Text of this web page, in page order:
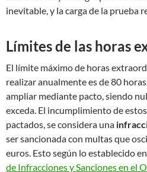
inevitable, y la carga de la prueba
Límites de las horas
El límite máximo de horas
realizar anualmente es de 80
ampliar mediante pacto, siendo
exceda. El incumplimiento de
pactados, se considera una
ser sancionada con multas que
euros. Esto según lo establecido
de Infracciones y Sanciones en el